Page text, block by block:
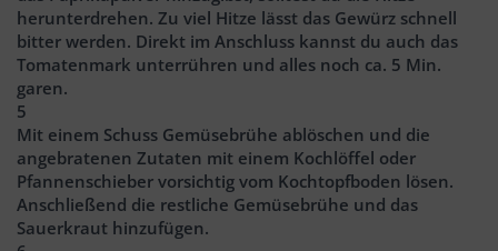
herunterdrehen. Zu viel Hitze lässt das Gewürz schnell
bitter werden. Direkt im Anschluss kannst du auch das
Tomatenmark unterrühren und alles noch ca. 5 Min.
garen.
5
Mit einem Schuss Gemüsebrühe ablöschen und die
angebratenen Zutaten mit einem Kochlöffel oder
Pfannenschieber vorsichtig vom Kochtopfboden lösen.
Anschließend die restliche Gemüsebrühe und das
Sauerkraut hinzufügen.